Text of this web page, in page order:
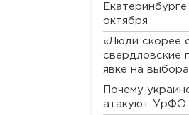
октября
«Люди скорее
свердловские
явке на
Почему
атакуют УрФО